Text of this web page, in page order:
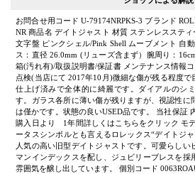
お問合せ用コード U-79174NRPKS-3 ブランド
NR 商品名 デイトジャスト 材質 ステンレスステ
文字盤 ピンクシェル/Pink Shell ムーブメント 自
ス：直径 26.0mm (リューズ含まず）腕周り：
箱(汚れ有)/取扱説明書/保証書 メンテナンス情報
点検(当店にて 2017年10月)微細な傷が残る程度で
仕上げ済みで全体的に綺麗です。ダイアルのシ
す。ガラス各所に薄い傷が残りますが、視認性に
は僅かです。状態の良いUSED品です。 当社保証
購入日より 1年間詳しくはこちらをクリック モ
ータスシンボルとも言えるロレックス“デイトジ
人気の高い旧型デイトジャストです。可愛らしい
マンインデックスを配し、ジュビリーブレスを採
雰囲気を醸し出しています。 個別コード